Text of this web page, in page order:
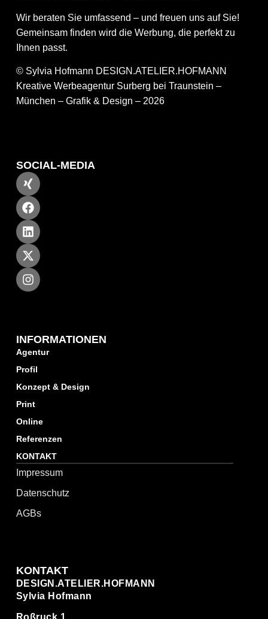
Wir beraten Sie umfassend – und freuen uns auf Sie!
Gemeinsam finden wird die Werbung, die perfekt zu
Ihnen passt.
© Sylvia Hofmann DESIGN.ATELIER.HOFMANN
Kreative Werbeagentur Surberg bei Traunstein –
München – Grafik & Design – 2026
INFORMATIONEN
Agentur
Profil
Konzept & Design
Print
Online
Referenzen
KONTAKT
Impressum
Datenschutz
AGBs
KONTAKT
DESIGN.ATELIER.HOFMANN
Sylvia Hofmann
SOCIAL-MEDIA